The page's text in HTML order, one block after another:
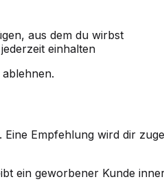
aus dem du wirbst
einhalten
. Eine Empfehlung wird dir
ein geworbener Kunde